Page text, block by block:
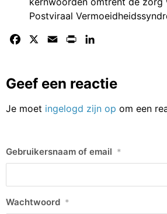
Postviraal
Facebook Email Print
Geef een reactie
Je moet ingelogd zijn op om een
Gebruikersnaam of email *
Wachtwoord *